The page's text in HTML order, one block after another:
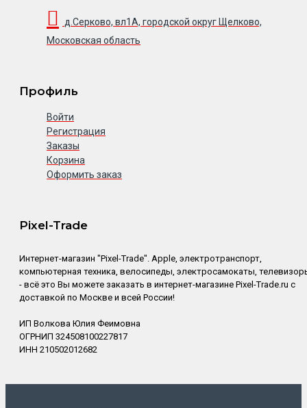
д.Серково, вл1А, городской округ Щелково,
Московская область
Профиль
Войти
Регистрация
Заказы
Корзина
Оформить заказ
Pixel-Trade
Интернет-магазин "Pixel-Trade". Apple, электротранспорт,
компьютерная техника, велосипеды, электросамокаты,
- всё это Вы можете заказать в интернет-магазине Pixel-Trade.ru с
доставкой по Москве и всей России!
ИП Волкова Юлия Феимовна
ОГРНИП 324508100227817
ИНН 210502012682